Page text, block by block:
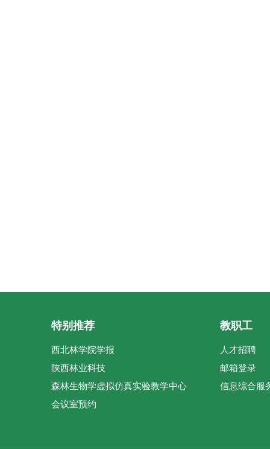
特别推荐
西北林学院学报
陕西林业科技
森林生物学虚拟仿真实验教学中心
会议室预约
教职工
人才招聘
邮箱登录
信息综合服